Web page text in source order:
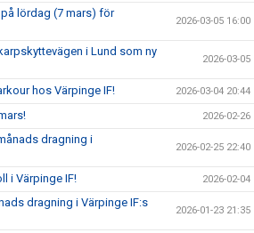
lördag (7 mars) för
2026-03-05 16:00
i Lund som ny
2026-03-05
hos Värpinge IF! 2026-03-04 20:44
2026-02-26
dragning i
2026-02-25 22:40
i Värpinge IF! 2026-02-04
dragning i Värpinge IF:s
2026-01-23 21:35